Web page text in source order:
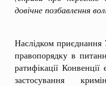
довічне позбавлення
Наслідком приєднання
правопорядку в
ратифікації
застосування